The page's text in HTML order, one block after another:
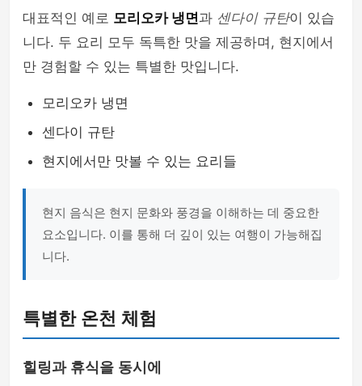
대표적인 예로 모리오카 냉면과 센다이 규탄이 있습
니다. 두 요리 모두 독특한 맛을 제공하며, 현지에서
만 경험할 수 있는 특별한 맛입니다.
모리오카 냉면
센다이 규탄
현지에서만 맛볼 수 있는 요리들
현지 음식은 현지 문화와 풍경을 이해하는 데 중요한
요소입니다. 이를 통해 더 깊이 있는 여행이 가능해집
니다.
특별한 온천 체험
힐링과 휴식을 동시에